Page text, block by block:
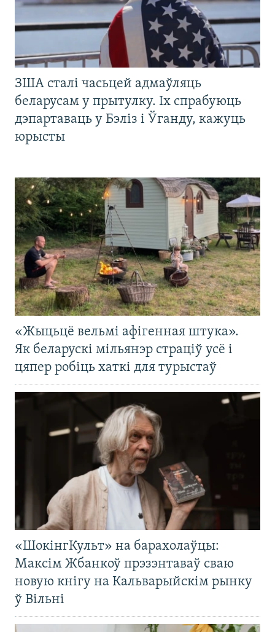
ЗША сталі часьцей адмаўляць
беларусам у прытулку. Іх спрабуюць
дэпартаваць у Бэліз і Ўганду, кажуць
юрысты
«Жыцьцё вельмі афігенная штука».
Як беларускі мільянэр страціў усё і
цяпер робіць хаткі для турыстаў
«ШокінгКульт» на барахолаўцы:
Максім Жбанкоў прэзэнтаваў сваю
новую кнігу на Кальварыйскім рынку
ў Вільні